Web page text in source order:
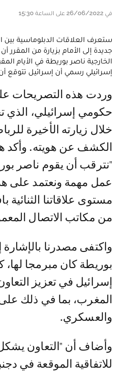
في 26/06/2022 على الساعة 15:30
ستعرف العلاقات الدبلوماسية
جديدة إلى الأمام بزيارة من المقرر
الخارجية ناصر بوريطة في الأيام
إسرائيلي رسمي أن إسرائيل تتوقع
وردت هذه التصريحات على لسان مصدر
خلال زيارته الأخيرة
الكشف عن هويته. وأكد
"نترقب أن يقوم ناصر
عمل مهمة ونعتمد على
مستوى علاقاتنا الثنائية
من مكاتب الاتصال
واكتفى مصدرنا بالإشارة
بوريطة كان مبرمجا لها،
إسرائيل في تعزيز
المغرب، بما في ذلك
والعسكري.
وأضاف أن "التعاون